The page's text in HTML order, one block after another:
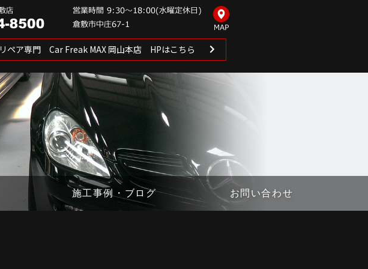
リペア専門 Car Freak MAX 岡山本店 HPはこちら
施工事例・ブログ お問い合わせ